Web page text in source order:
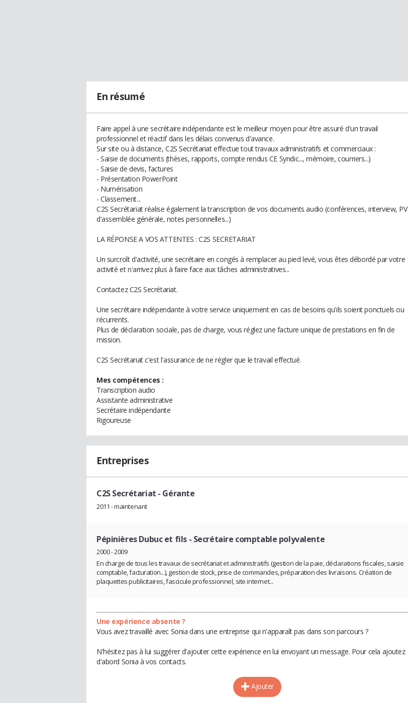
En résumé
Faire appel à une secrétaire indépendante est le meilleur moyen pour être assuré d'un travail
professionnel et réactif dans les délais convenus d'avance.
Sur site ou à distance, C2S Secrétariat effectue tout travaux administratifs et commerciaux :
- Saisie de documents (thèses, rapports, compte rendus CE Syndic..., mémoire, courriers...)
- Saisie de devis, factures
- Présentation PowerPoint
- Numérisation
- Classement...
C2S Secrétariat réalise également la transcription de vos documents audio (conférences, interview, PV
d'assemblée générale, notes personnelles...)
LA RÉPONSE A VOS ATTENTES : C2S SECRETARIAT
Un surcroît d'activité, une secrétaire en congés à remplacer au pied levé, vous êtes débordé par votre
activité et n'arrivez plus à faire face aux tâches administratives...
Contactez C2S Secrétariat.
Une secrétaire indépendante à votre service uniquement en cas de besoins qu'ils soient ponctuels ou
récurrents.
Plus de déclaration sociale, pas de charge, vous réglez une facture unique de prestations en fin de
mission.
C2S Secrétariat c'est l'assurance de ne régler que le travail effectué.
Mes compétences :
Transcription audio
Assistante administrative
Secrétaire indépendante
Rigoureuse
Entreprises
C2S Secrétariat - Gérante
2011 - maintenant
Pépinières Dubuc et fils- Secrétaire comptable polyvalente
2000 - 2009
En charge de tous les travaux de secrétariat et administratifs (gestion de la paie, déclarations fiscales, saisie
comptable, facturation...), gestion de stock, prise de commandes, préparation des livraisons. Création de
plaquettes publicitaires, fascicule professionnel, site internet...
Une expérience absente ?
Vous avez travaillé avec Sonia dans une entreprise qui n'apparaît pas dans son parcours ?
N'hésitez pas à lui suggérer d'ajouter cette expérience en lui envoyant un message. Pour cela ajoutez
d'abord Sonia à vos contacts.
Ajouter